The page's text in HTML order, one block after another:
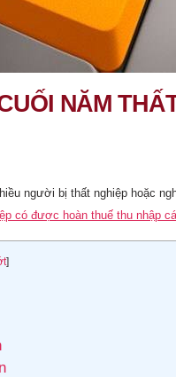
NĂM
người bị thất nghiệp hoặc
có được hoàn thuế thu nhập
]